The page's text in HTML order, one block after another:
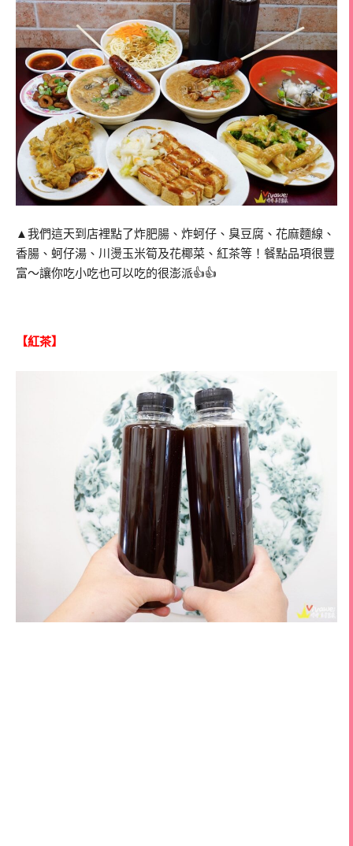
▲我們這天到店裡點了炸肥腸、炸蚵仔、臭豆腐、花麻麵線、
香腸、蚵仔湯、川燙玉米筍及花椰菜、紅茶等！餐點品項很豐
富～讓你吃小吃也可以吃的很澎派👍👍
【紅茶】